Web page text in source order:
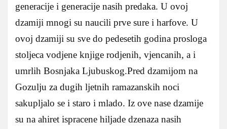
generacije i generacije nasih predaka. U ovoj
dzamiji mnogi su naucili prve sure i harfove. U
ovoj dzamiji su sve do pedesetih godina prosloga
stoljeca vodjene knjige rodjenih, vjencanih, a i
umrlih Bosnjaka Ljubuskog.Pred dzamijom na
Gozulju za dugih ljetnih ramazanskih noci
sakupljalo se i staro i mlado. Iz ove nase dzamije
su na ahiret ispracene hiljade dzenaza nasih